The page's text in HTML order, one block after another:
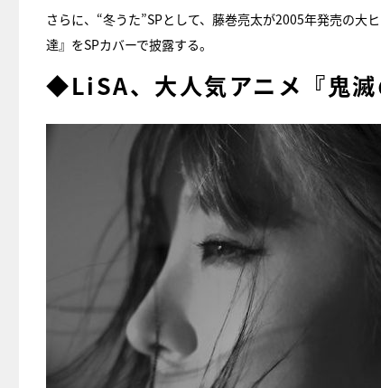
さらに、“冬うた”SPとして、藤巻亮太が2005年発売の
達』をSPカバーで披露する。
◆LiSA、大人気アニメ『鬼滅